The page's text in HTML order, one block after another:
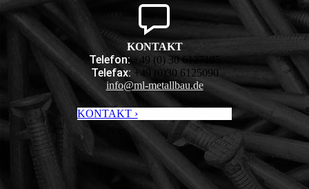
KONTAKT
Telefon: +49 (0) 30 6127195
Telefax: +49 (0)30 6125090
info@ml-metallbau.de
KONTAKT ›